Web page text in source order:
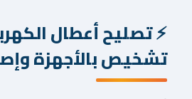
تصليح أعطال
تشخيص بالأجهزة